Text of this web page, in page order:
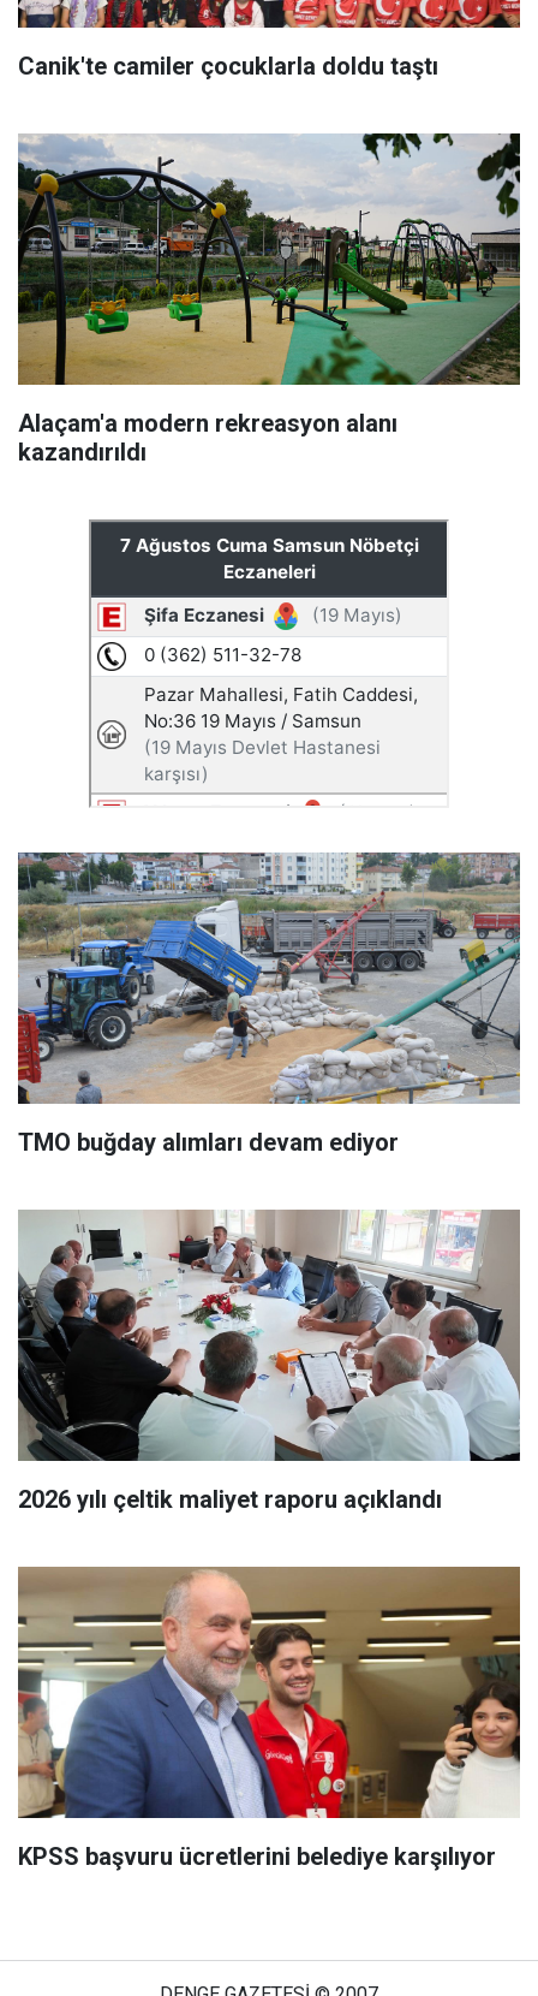
Canik'te camiler çocuklarla doldu taştı
Alaçam'a modern rekreasyon alanı
kazandırıldı
TMO buğday alımları devam ediyor
2026 yılı çeltik maliyet raporu açıklandı
KPSS başvuru ücretlerini belediye karşılıyor